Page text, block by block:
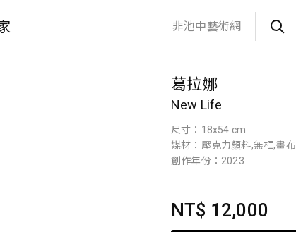
非池中藝術網
葛拉娜
New Life
尺寸：18x54 cm
媒材：壓克力顏料,無框,畫布
創作年份：2023
NT$ 12,000